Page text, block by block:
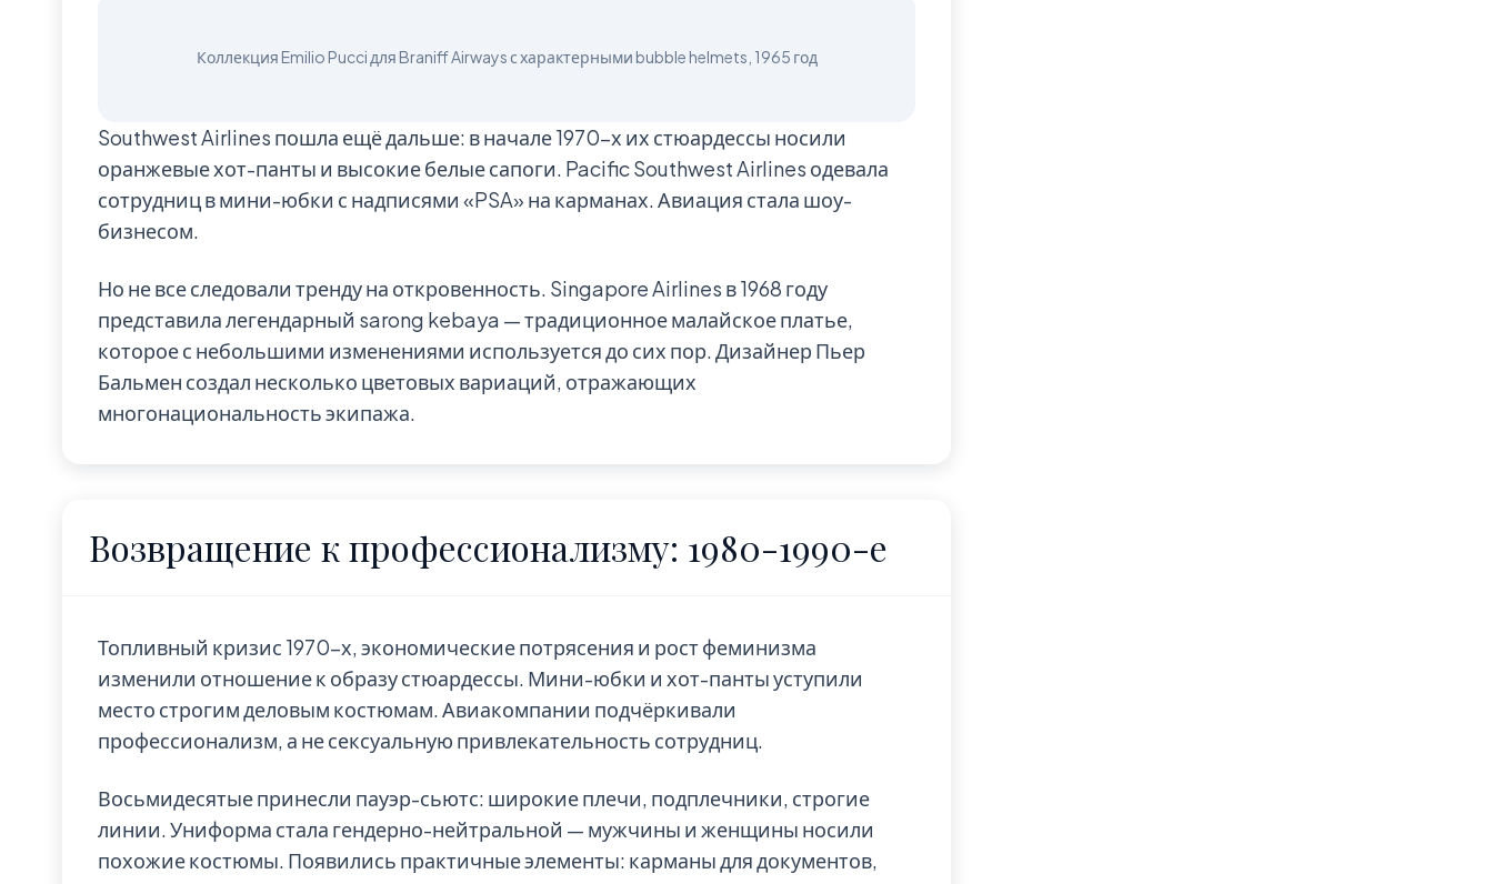
Southwest Airlines пошла ещё дальше: в начале 1970-х их стюардессы носили
оранжевые хот-панты и высокие белые сапоги. Pacific Southwest Airlines одевала
сотрудниц в мини-юбки с надписями «PSA» на карманах. Авиация стала шоу-
бизнесом.
Но не все следовали тренду на откровенность. Singapore Airlines в 1968 году
представила легендарный sarong kebaya — традиционное малайское платье,
которое с небольшими изменениями используется до сих пор. Дизайнер Пьер
Бальмен создал несколько цветовых вариаций, отражающих
многонациональность экипажа.
Возвращение к профессионализму: 1980-1990-е
Топливный кризис 1970-х, экономические потрясения и рост феминизма
изменили отношение к образу стюардессы. Мини-юбки и хот-панты уступили
место строгим деловым костюмам. Авиакомпании подчёркивали
профессионализм, а не сексуальную привлекательность сотрудниц.
Восьмидесятые принесли пауэр-сьютс: широкие плечи, подплечники, строгие
линии. Униформа стала гендерно-нейтральной — мужчины и женщины носили
похожие костюмы. Появились практичные элементы: карманы для документов,